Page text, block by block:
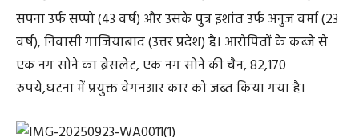
सपना उर्फ सप्पो (43 वर्ष) और उसके पुत्र इशांत उर्फ अनुज वर्मा (23
वर्ष), निवासी गाजियाबाद (उत्तर प्रदेश) है। आरोपितों के कब्जे से
एक नग सोने का ब्रेसलेट, एक नग सोने की चैन, 82,170
रुपये,घटना में प्रयुक्त वेगनआर कार को जब्त किया गया है।